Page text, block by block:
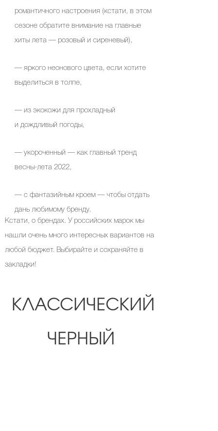
Celebrity дня
Beauty- битвы
Викторины
романтичного настроения (кстати, в этом
сезоне обратите внимание на главные
хиты лета — розовый и сиреневый),
— яркого неонового цвета, если хотите
выделиться в толпе,
— из экокожи для прохладный
и дождливый погоды,
— укороченный — как главный тренд
весны-лета 2022,
— с фантазийным кроем — чтобы отдать
дань любимому бренду.
Кстати, о брендах. У российских марок мы
нашли очень много интересных вариантов на
любой бюджет. Выбирайте и сохраняйте в
закладки!
КЛАССИЧЕСКИЙ
ЧЕРНЫЙ